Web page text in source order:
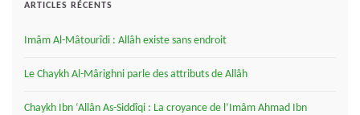
ARTICLES RÉCENTS
Imâm Al-Mâtourîdi : Allâh existe sans endroit
Le Chaykh Al-Mârighni parle des attributs de Allâh
Chaykh Ibn ‘Allân As-Siddîqi : La croyance de l’Imâm Ahmad Ibn